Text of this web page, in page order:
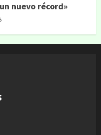
nuevo récord»